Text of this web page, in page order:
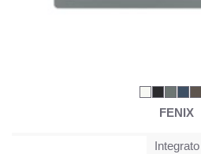
FENIX
Integrato